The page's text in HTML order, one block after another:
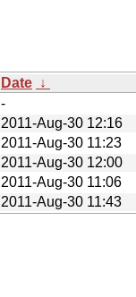
Date ↓
-
2011-Aug-30 12:16
2011-Aug-30 11:23
2011-Aug-30 12:00
2011-Aug-30 11:06
2011-Aug-30 11:43